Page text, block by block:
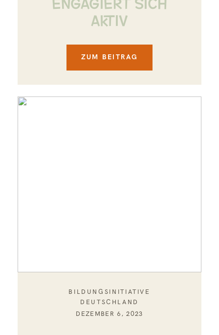
AKTIV
ZUM BEITRAG
BILDUNGSINITIATIVE
DEUTSCHLAND
DEZEMBER 6, 2023